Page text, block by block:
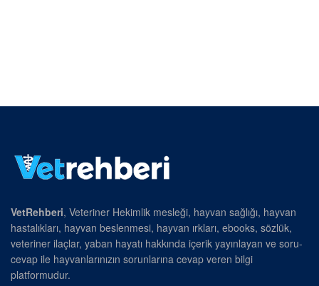
VetRehberi, Veteriner Hekimlik mesleği, hayvan sağlığı, hayvan
hastalıkları, hayvan beslenmesi, hayvan ırkları, ebooks, sözlük,
veteriner ilaçlar, yaban hayatı hakkında içerik yayınlayan ve soru-
cevap ile hayvanlarınızın sorunlarına cevap veren bilgi
platformudur.